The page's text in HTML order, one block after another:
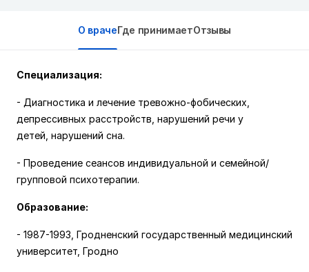
О врачеГде принимаетОтзывы
Специализация:
- Диагностика и лечение тревожно-фобических,
депрессивных расстройств, нарушений речи у
детей, нарушений сна.
- Проведение сеансов индивидуальной и семейной/
групповой психотерапии.
Образование:
- 1987-1993, Гродненский государственный медицинский
университет, Гродно